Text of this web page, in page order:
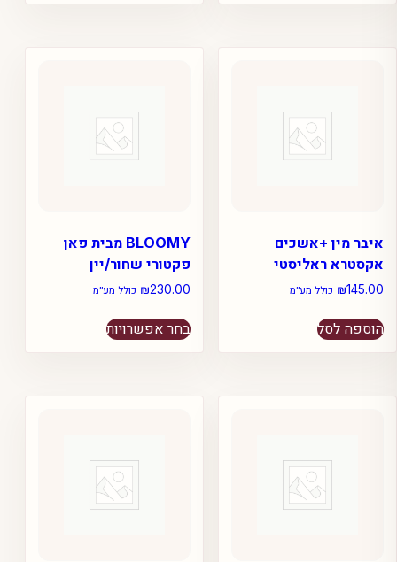
האפשרויות
BLOOMY מבית פאן
פקטורי שחור/יין
₪230.00 כולל מע״מ
בחר אפשרויותזה
את
האפשרויות
בעמוד
איבר מין +אשכים
אקסטרא ראליסטי
₪145.00 כולל מע״מ
הוספה לסל